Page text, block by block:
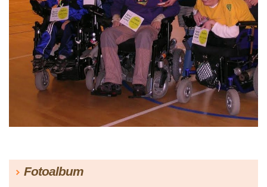
Fotoalbum